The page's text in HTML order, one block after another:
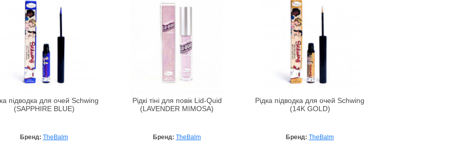
підводка для очей Schwing
(SAPPHIRE BLUE)
Бренд: TheBalm
Рідкі тіні для повік Lid-Quid
(LAVENDER MIMOSA)
Бренд: TheBalm
Рідка підводка для очей Schwing
(14K GOLD)
Бренд: TheBalm